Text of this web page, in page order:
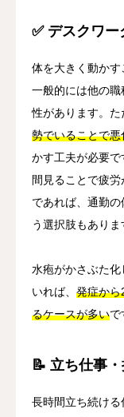
✅ デスクワ
体を大きく動かす
一般的には他の
性があります。た
勢でいることで
かす工夫が必要
間見ることで疲
であれば、通勤
う選択肢もありま
水疱がかさぶた
いれば、 発症から
るケースが多いで
📝 立ち仕事
長時間立ち続け